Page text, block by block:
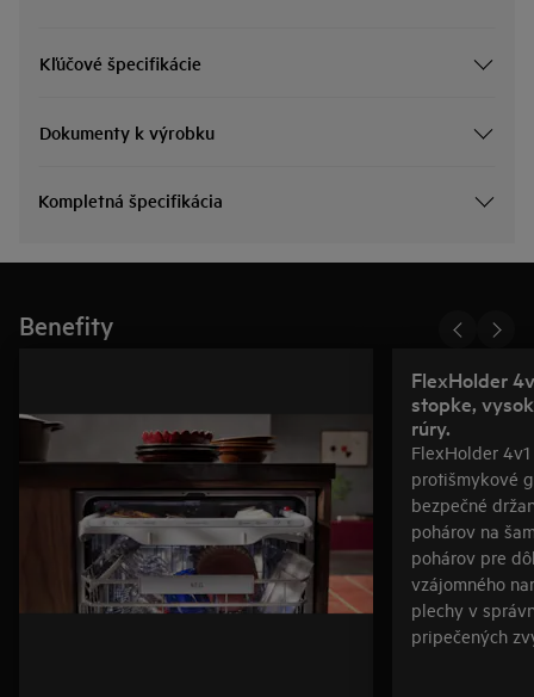
Kľúčové špecifikácie
Dokumenty k výrobku
Kompletná špecifikácia
Benefity
FlexHolder
stopke,
rúry.
FlexHolder
protišmykové
bezpečné
pohárov na
pohárov pre
vzájomného
plechy v
pripečených